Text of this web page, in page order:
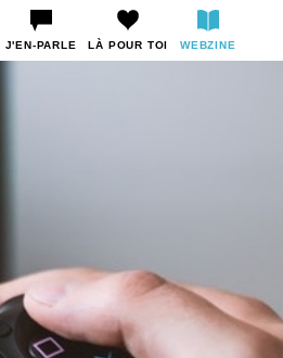
J'EN-PARLE LÀ POUR TOI WEBZINE